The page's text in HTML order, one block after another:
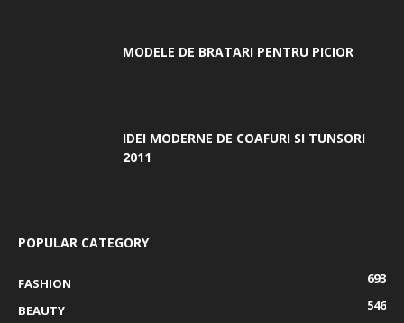
MODELE DE BRATARI PENTRU PICIOR
IDEI MODERNE DE COAFURI SI TUNSORI
2011
POPULAR CATEGORY
FASHION
693
BEAUTY
546